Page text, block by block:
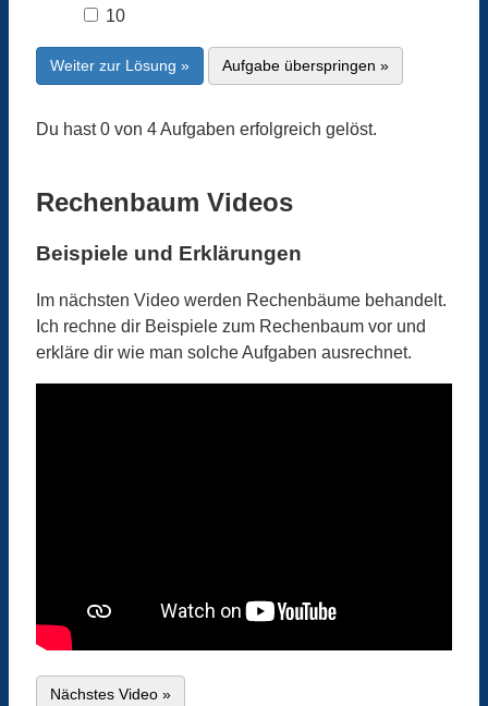
10
Weiter zur Lösung » Aufgabe überspringen »
Du hast 0 von 4 Aufgaben erfolgreich gelöst.
Rechenbaum Videos
Beispiele und Erklärungen
Im nächsten Video werden Rechenbäume behandelt.
Ich rechne dir Beispiele zum Rechenbaum vor und
erkläre dir wie man solche Aufgaben ausrechnet.
Nächstes Video »